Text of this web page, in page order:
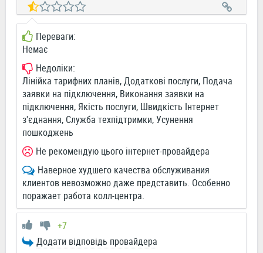
Переваги:
Немає
Недоліки:
Лінійка тарифних планів, Додаткові послуги, Подача
заявки на підключення, Виконання заявки на
підключення, Якість послуги, Швидкість Інтернет
з'єднання, Служба техпідтримки, Усунення
пошкоджень
Не рекомендую цього інтернет-провайдера
Наверное худшего качества обслуживания
клиентов невозможно даже представить. Особенно
поражает работа колл-центра.
+7
Додати відповідь провайдера